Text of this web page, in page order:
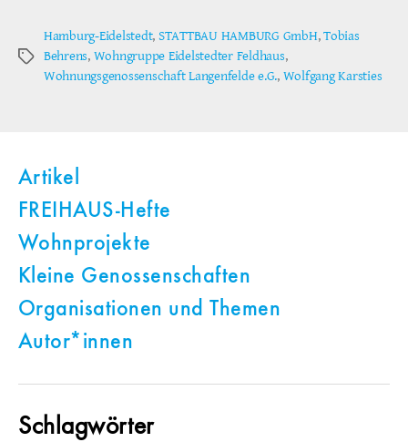
Schlagwörter
Hamburg-Eidelstedt, STATTBAU HAMBURG GmbH,Tobias
Behrens, Wohngruppe Eidelstedter Feldhaus,
Wohnungsgenossenschaft Langenfelde e.G., Wolfgang Karsties
Artikel
FREIHAUS-Hefte
Wohnprojekte
Kleine Genossenschaften
Organisationen und Themen
Autor*innen
Schlagwörter